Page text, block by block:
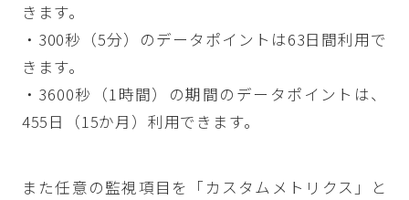
きます。
・300秒（5分）のデータポイントは63日間利用で
きます。
・3600秒（1時間）の期間のデータポイントは、
455日（15か月）利用できます。
また任意の監視項目を「カスタムメトリクス」と